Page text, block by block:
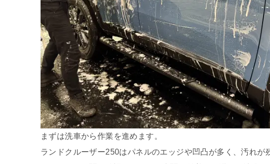
まずは洗車から作業を進めます。
ランドクルーザー250はパネルのエッジや凹凸が多く、汚れが